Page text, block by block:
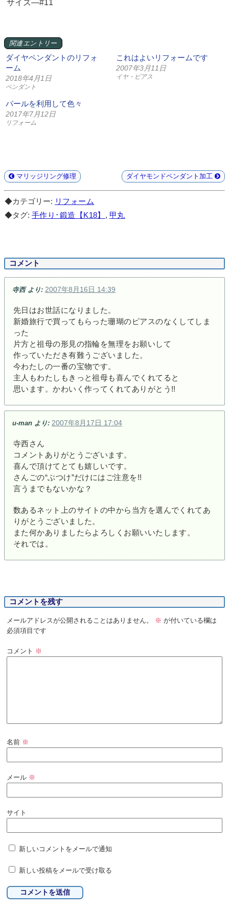
サイズ—#11
関連エントリー
ダイヤペンダントのリフォ
ーム
2018年4月1日
ペンダント
これはよいリフォームです
2007年3月11日
イヤ・ピアス
パールを利用して色々
2017年7月12日
リフォーム
マリッジリング修理 ダイヤモンドペンダント加工
◆カテゴリー: リフォーム
◆タグ: 手作り･鍛造【K18】 , 甲丸
コメント
寺西 より: 2007年8月16日 14:39
先日はお世話になりました。
新婚旅行で買ってもらった珊瑚のピアスのなくしてしま
った
片方と祖母の形見の指輪を無理をお願いして
作っていただき有難うございました。
今わたしの一番の宝物です。
主人もわたしもきっと祖母も喜んでくれてると
思います。かわいく作ってくれてありがとう!!
u-man より: 2007年8月17日 17:04
寺西さん
コメントありがとうございます。
喜んで頂けてとても嬉しいです。
さんごの“ぶつけ”だけにはご注意を!!
言うまでもないかな？
数あるネット上のサイトの中から当方を選んでくれてあ
りがとうございました。
また何かありましたらよろしくお願いいたします。
それでは。
コメントを残す
メールアドレスが公開されることはありません。 ※ が付いている欄は
必須項目です
コメント ※
名前 ※
メール ※
サイト
新しいコメントをメールで通知
新しい投稿をメールで受け取る